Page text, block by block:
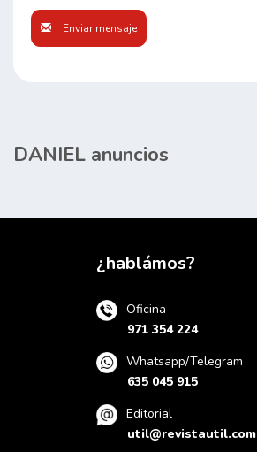
Enviar mensaje
DANIEL anuncios
¿hablámos?
Oficina
971 354 224
Whatsapp/Telegram
635 045 915
Editorial
util@revistautil.com